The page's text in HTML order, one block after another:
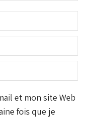
et mon site Web
fois que je